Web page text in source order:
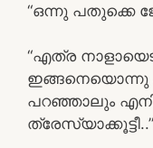
“ഒന്നു പതുക്കെ
“എത്ര
ഇങ്ങനെയൊന്നു
പറഞ്ഞാലും
ത്രേസ്യാക്കൂട്ടീ..”